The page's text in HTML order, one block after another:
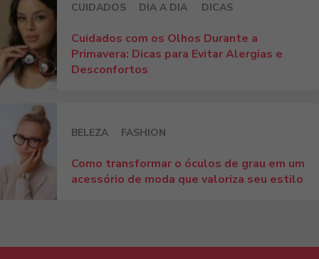
CUIDADOS DIA A DIA DICAS
Cuidados com os Olhos Durante a
Primavera: Dicas para Evitar Alergias e
Desconfortos
BELEZA FASHION
Como transformar o óculos de grau em um
acessório de moda que valoriza seu estilo